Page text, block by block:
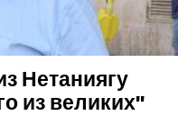
Нетаниягу
из великих"